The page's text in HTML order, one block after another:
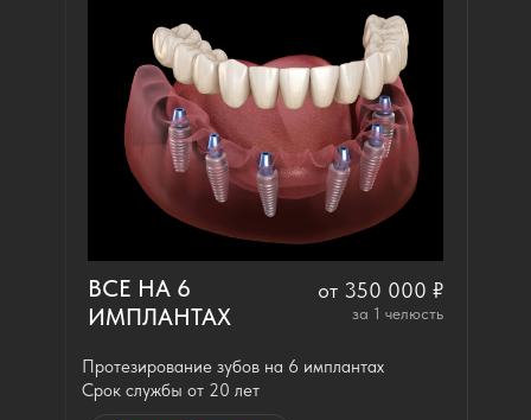
от 350 000 ₽
ВСЕ НА 6
ИМПЛАНТАХ
Протезирование зубов на 6 имплантах
Срок службы от 20 лет
за 1 челюсть